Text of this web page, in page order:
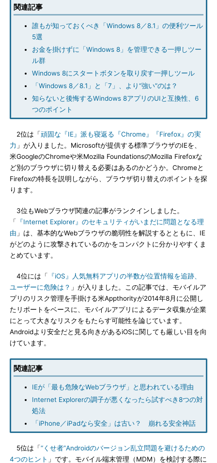
関連記事
誰もが知っておくべき「Windows 8／8.1」の便利ツール
5選
お金を掛けずに「Windows 8」を管理できる一押しツー
ル群
Windows 8にスタートボタンを取り戻す一押しツール
「Windows 8／8.1」と「7」、より“強い”のは？
知らないと後悔するWindows 8アプリのUIと互換性、6
つのポイント
2位は「頑固な『IE』派も寝返る『Chrome』『Firefox』の実
力 」が入りました。Microsoftが提供する標準ブラウザのIEを、
米GoogleのChromeや米Mozilla FoundationsのMozilla Firefoxな
ど別のブラウザに切り替える必要はあるのかどうか。Chromeと
Firefoxの特長を説明しながら、ブラウザ切り替えのポイントを探
ります。
3位もWebブラウザ関連の記事がランクインしました。
「
『Internet Explorer』のセキュリティがいまだに問題となる理
由 」は、基本的なWebブラウザの脆弱性を解説するとともに、IE
がどのように攻撃されているのかをコンパクトに分かりやすくま
とめています。
4位には「
『iOS』人気無料アプリの半数が位置情報を追跡、
ユーザーに危険は？ 」が入りました。この記事では、モバイルア
プリのリスク管理を手掛ける米Appthorityが2014年8月に公開し
たリポートをベースに、モバイルアプリによるデータ収集が企業
にとって大きなリスクをもたらす可能性を論じています。
Androidより安全だと見る向きがあるiOSに関しても厳しい目を向
けています。
関連記事
IEが「最も危険なWebブラウザ」と思われている理由
Internet Explorerの調子が悪くなったら試すべき8つの対
処法
「iPhone／iPadなら安全」は古い？ 崩れる安全神話
5位は「“くせ者”Androidのバージョン乱立問題を避けるための
4つのヒント 」です。モバイル端末管理（MDM）を検討する際に